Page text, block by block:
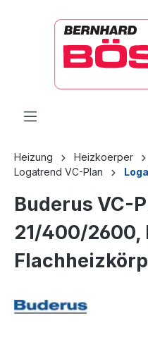
Heizung Heizkoerper
Logatrend VC-Plan
Buderus VC-
21/400/2600,